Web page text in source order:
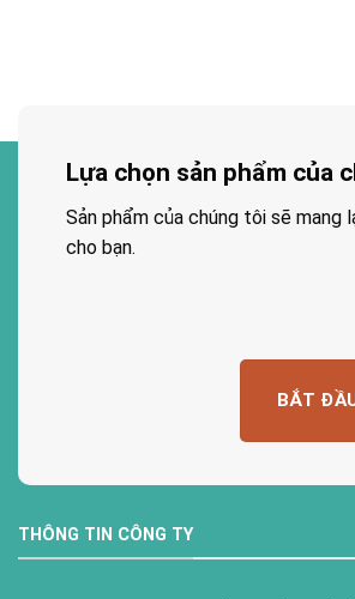
Lựa chọn sản phẩm của
Sản phẩm của chúng tôi sẽ mang
cho bạn.
BẮT
THÔNG TIN CÔNG TY